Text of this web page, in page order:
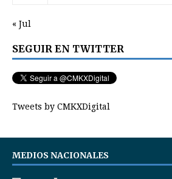
« Jul
SEGUIR EN TWITTER
Tweets by CMKXDigital
MEDIOS NACIONALES